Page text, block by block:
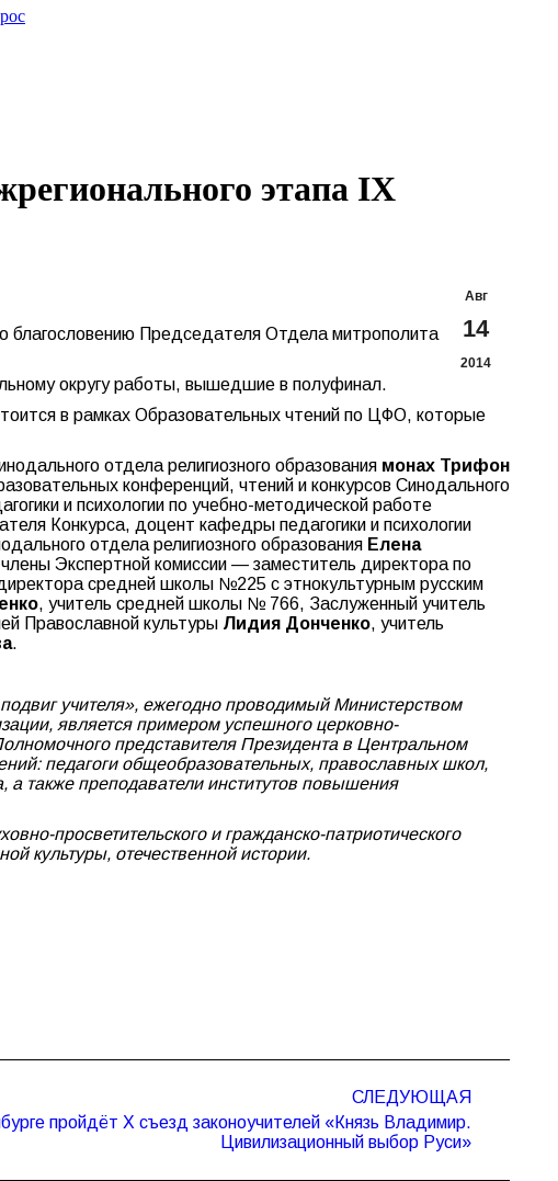
этапа IX
Авг
14
2014
благословению Председателя Отдела митрополита
округу работы, вышедшие в полуфинал.
в рамках Образовательных чтений по ЦФО, которые
отдела религиозного образования монах Трифон
конференций, чтений и конкурсов Синодального
и психологии по учебно-методической работе
Конкурса, доцент кафедры педагогики и психологии
отдела религиозного образования Елена
Экспертной комиссии — заместитель директора по
средней школы №225 с этнокультурным русским
, учитель средней школы № 766, Заслуженный учитель
Православной культуры Лидия Донченко, учитель
.
учителя», ежегодно проводимый Министерством
является примером успешного церковно-
представителя Президента в Центральном
педагоги общеобразовательных, православных школ,
а также преподаватели институтов повышения
просветительского и гражданско-патриотического
культуры, отечественной истории.
СЛЕДУЮЩАЯ
пройдёт Х съезд законоучителей «Князь Владимир.
Цивилизационный выбор Руси»